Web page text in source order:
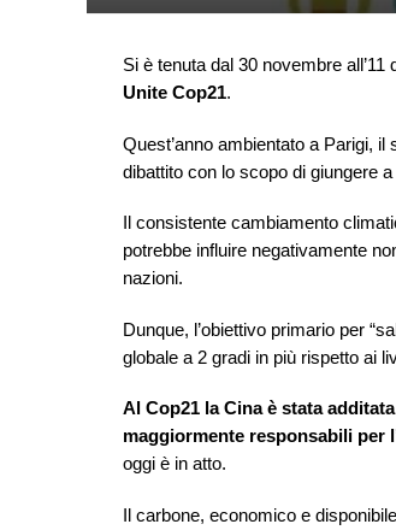
Si è tenuta dal 30 novembre
Unite Cop21.
Quest’anno ambientato a Parigi,
dibattito con lo scopo di giungere a
Il consistente cambiamento
potrebbe influire negativamente
nazioni.
Dunque, l’obiettivo primario per
globale a 2 gradi in più rispetto ai
Al Cop21 la Cina è stata
maggiormente responsabili per
oggi è in atto.
Il carbone, economico e